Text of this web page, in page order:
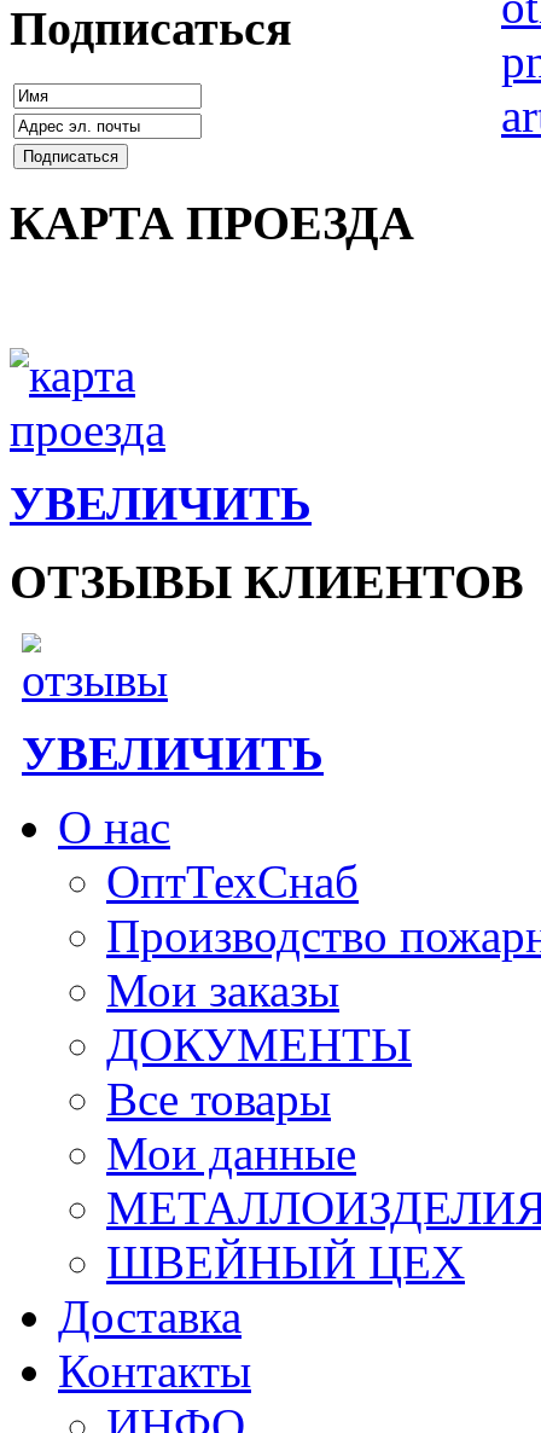
Подписаться
КАРТА ПРОЕЗДА
УВЕЛИЧИТЬ
ОТЗЫВЫ КЛИЕНТОВ
УВЕЛИЧИТЬ
О нас
ОптТехСнаб
Производство
Мои заказы
ДОКУМЕНТЫ
Все товары
Мои данные
ШВЕЙНЫЙ ЦЕХ
Доставка
Контакты